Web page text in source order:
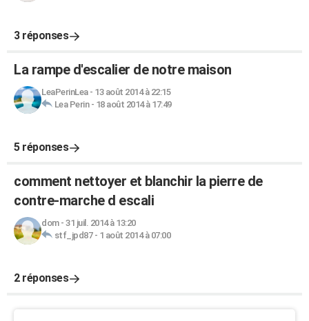
3 réponses
La rampe d'escalier de notre maison
LeaPerinLea- 13 août 2014 à 22:15
Lea Perin- 18 août 2014 à 17:49
5 réponses
comment nettoyer et blanchir la pierre de
contre-marche d escali
dom- 31 juil. 2014 à 13:20
stf_jpd87- 1 août 2014 à 07:00
2 réponses